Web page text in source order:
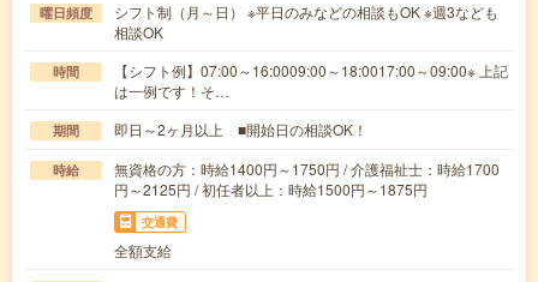
曜日頻度
シフト制（月～日） ※平日のみなどの相談もOK ※週3なども
相談OK
時間
【シフト例】07:00～16:0009:00～18:0017:00～09:00※ 上記
は一例です！そ…
期間 即日～2ヶ月以上 ■開始日の相談OK！
時給
無資格の方：時給1400円～1750円 / 介護福祉士：時給1700
円～2125円 / 初任者以上：時給1500円～1875円
交通費
全額支給